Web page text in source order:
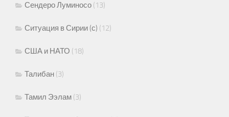
Сендеро Луминосо (13)
Ситуация в Сирии (с) (12)
США и НАТО (18)
Талибан (3)
Тамил Ээлам (3)